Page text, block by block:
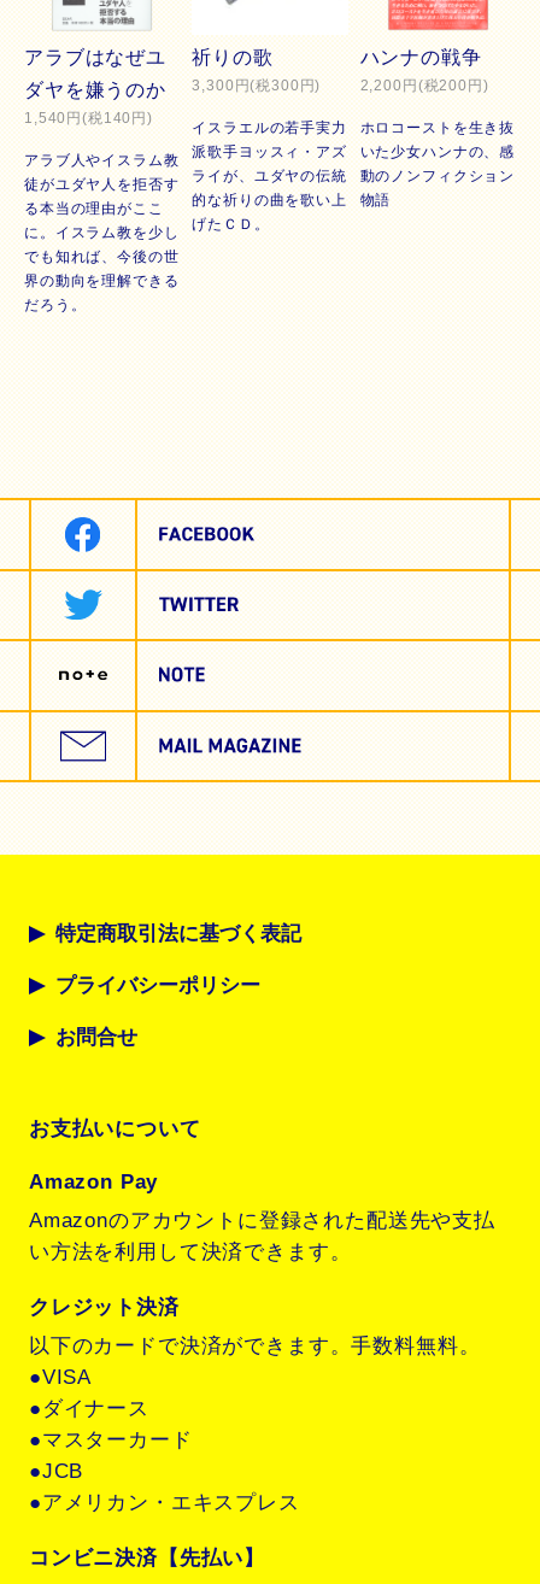
アラブはなぜユ
ダヤを嫌うのか
1,540円(税140円)
アラブ人やイスラム教
徒がユダヤ人を拒否す
る本当の理由がここ
に。イスラム教を少し
でも知れば、今後の世
界の動向を理解できる
だろう。
祈りの歌
3,300円(税300円)
イスラエルの若手実力
派歌手ヨッスィ・アズ
ライが、ユダヤの伝統
的な祈りの曲を歌い上
げたＣＤ。
ハンナの戦争
2,200円(税200円)
ホロコーストを生き抜
いた少女ハンナの、感
動のノンフィクション
物語
特定商取引法に基づく表記
プライバシーポリシー
お問合せ
お支払いについて
Amazon Pay
Amazonのアカウントに登録された配送先や支払
い方法を利用して決済できます。
クレジット決済
以下のカードで決済ができます。手数料無料。
●VISA
●ダイナース
●マスターカード
●JCB
●アメリカン・エキスプレス
コンビニ決済【先払い】